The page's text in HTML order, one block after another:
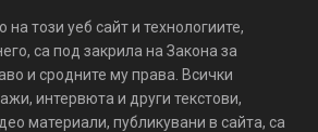
този уеб сайт и технологиите,
са под закрила на Закона за
и сродните му права. Всички
интервюта и други текстови,
материали, публикувани в сайта, са